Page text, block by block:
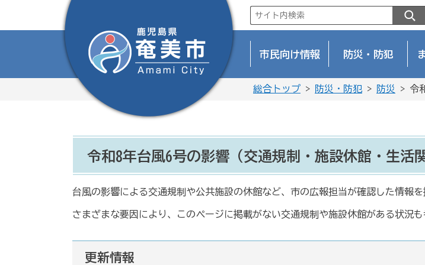
市民向け情報 防災・防犯
総合トップ > 防災・防犯 > 防災 > 令
令和8年台風6号の影響（交通規制・施設休館・生活
台風の影響による交通規制や公共施設の休館など、市の広報担当が確認した情報を
さまざまな要因により、このページに掲載がない交通規制や施設休館がある状況
更新情報